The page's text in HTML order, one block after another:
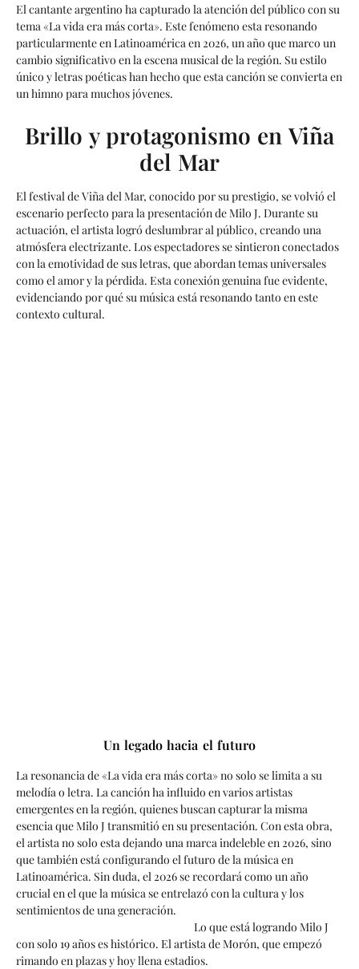
El cantante argentino ha capturado la atención del público con su
tema «La vida era más corta». Este fenómeno esta resonando
particularmente en Latinoamérica en 2026, un año que marco un
cambio significativo en la escena musical de la región. Su estilo
único y letras poéticas han hecho que esta canción se convierta en
un himno para muchos jóvenes.
Brillo y protagonismo en Viña
del Mar
El festival de Viña del Mar, conocido por su prestigio, se volvió el
escenario perfecto para la presentación de Milo J. Durante su
actuación, el artista logró deslumbrar al público, creando una
atmósfera electrizante. Los espectadores se sintieron conectados
con la emotividad de sus letras, que abordan temas universales
como el amor y la pérdida. Esta conexión genuina fue evidente,
evidenciando por qué su música está resonando tanto en este
contexto cultural.
Un legado hacia el futuro
La resonancia de «La vida era más corta» no solo se limita a su
melodía o letra. La canción ha influido en varios artistas
emergentes en la región, quienes buscan capturar la misma
esencia que Milo J transmitió en su presentación. Con esta obra,
el artista no solo esta dejando una marca indeleble en 2026, sino
que también está configurando el futuro de la música en
Latinoamérica. Sin duda, el 2026 se recordará como un año
crucial en el que la música se entrelazó con la cultura y los
sentimientos de una generación.
Lo que está logrando Milo J
con solo 19 años es histórico. El artista de Morón, que empezó
rimando en plazas y hoy llena estadios.